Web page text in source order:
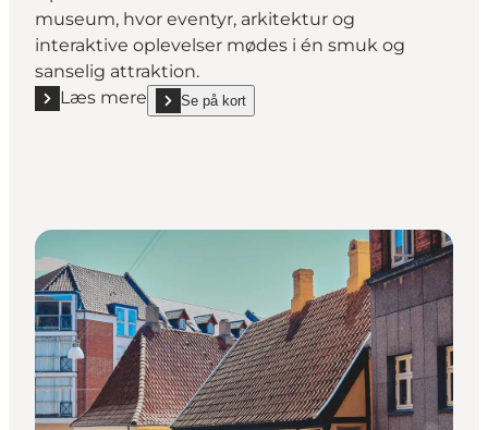
museum, hvor eventyr, arkitektur og
interaktive oplevelser mødes i én smuk og
sanselig attraktion.
Læs mere
Læs mere "H.C. Andersens Hus"
Se på kort
show H.C. Andersens Hus on_map